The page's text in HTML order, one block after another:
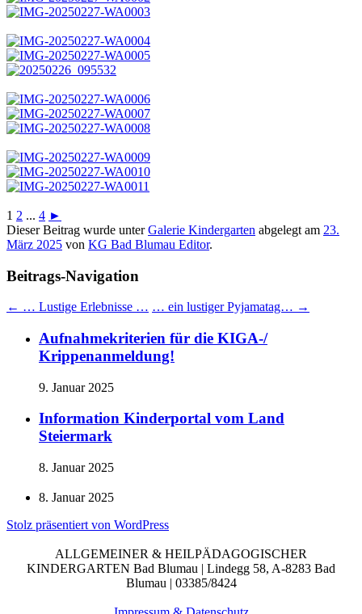
1 2 ... 4 ►
Dieser Beitrag wurde unterGalerie Kindergarten abgelegt am 23.
März 2025 von KG Bad Blumau Editor.
Beitrags-Navigation
← … Lustige Erlebnisse … … ein lustiger Pyjamatag… →
Aufnahmekriterien für die KIGA-/
Krippenanmeldung!
9. Januar 2025
Information Kinderportal vom Land
Steiermark
8. Januar 2025
8. Januar 2025
Stolz präsentiert von WordPress
ALLGEMEINER & HEILPÄDAGOGISCHER
KINDERGARTEN Bad Blumau | Lindegg 58, A-8283 Bad
Blumau | 03385/8424